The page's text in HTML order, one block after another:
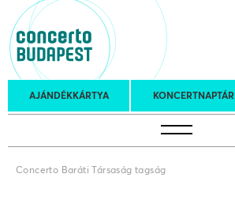
AJÁNDÉKKÁRTYA KONCERTNAPTÁR
Koncertnaptár
turnék
Kulturális
Program
Concerto Baráti Társaság tagság